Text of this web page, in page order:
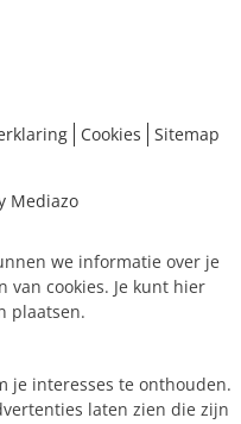
Cookies
Sitemap
Mediazo
we informatie over je
van cookies. Je kunt hier
plaatsen.
je interesses te onthouden.
laten zien die zijn